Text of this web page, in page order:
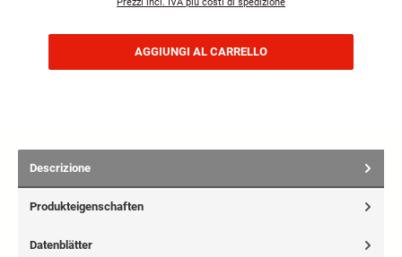
AGGIUNGI AL CARRELLO
Descrizione
Produkteigenschaften
Datenblätter